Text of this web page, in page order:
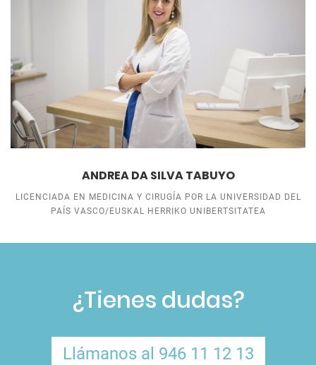
ANDREA DA SILVA TABUYO
LICENCIADA EN MEDICINA Y CIRUGÍA POR LA UNIVERSIDAD DEL
PAÍS VASCO/EUSKAL HERRIKO UNIBERTSITATEA
¿Tienes dudas?
Llámanos al 946 11 12 13